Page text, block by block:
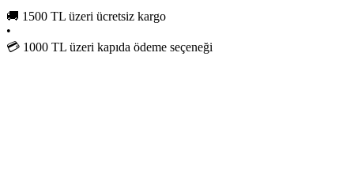
🚚 1500 TL üzeri ücretsiz kargo
•
💳 1000 TL üzeri kapıda ödeme seçeneği